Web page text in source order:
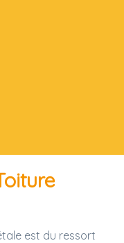
est du ressort